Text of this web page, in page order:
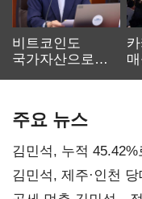
비트코인도
국가자산으로…'
주요 뉴스
김민석, 누적
0.86%p(2보)
김민석, 제주·인천